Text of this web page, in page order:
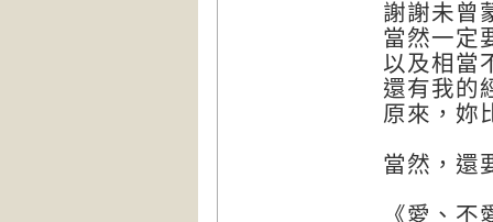
謝謝未曾
當然一定
以及相當
還有我的
原來，妳
當然，還
《愛、